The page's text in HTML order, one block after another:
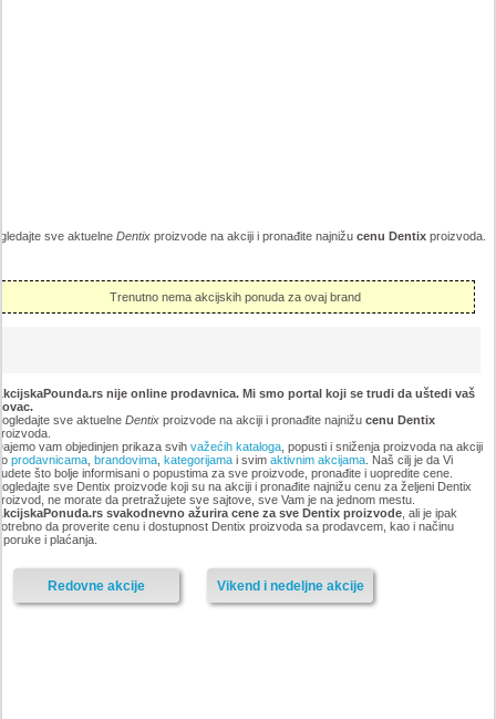
sve aktuelne Dentixproizvode na akciji i pronađite najnižu cenu Dentixproizvoda.
Trenutno nema akcijskih ponuda za ovaj brand
nije online prodavnica. Mi smo portal koji se trudi da uštedi vaš
sve aktuelne Dentixproizvode na akciji i pronađite najnižu cenu Dentix
vam objedinjen prikaza svih važećih kataloga, popusti i sniženja proizvoda na akciji
prodavnicama, brandovima, kategorijamai svim aktivnim akcijama. Naš cilj je da Vi
što bolje informisani o popustima za sve proizvode, pronađite i uopredite cene.
sve Dentix proizvode koji su na akciji i pronađite najnižu cenu za željeni Dentix
ne morate da pretražujete sve sajtove, sve Vam je na jednom mestu.
svakodnevno ažurira cene za sve Dentix proizvode, ali je ipak
da proverite cenu i dostupnost Dentix proizvoda sa prodavcem, kao i načinu
i plaćanja.
Vikend i nedeljne akcije
Redovne akcije